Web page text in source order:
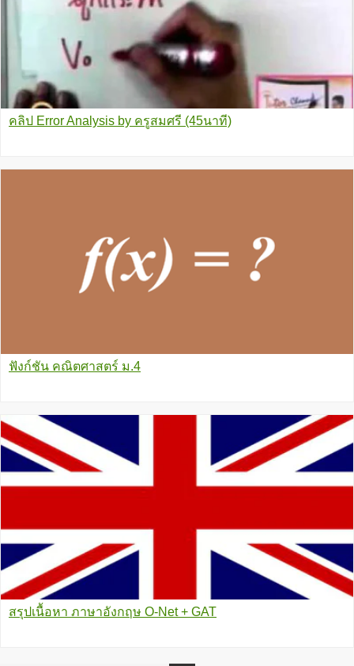
คลิป Error Analysis by ครูสมศรี (45นาที)
ฟังก์ชัน คณิตศาสตร์ ม.4
สรุปเนื้อหา ภาษาอังกฤษ O-Net + GAT